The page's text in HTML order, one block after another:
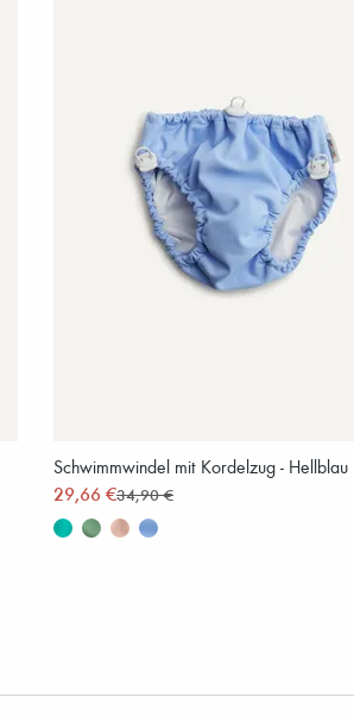
Schwimmwindel mit Kordelzug - Hellblau
29,66 €34,90 €